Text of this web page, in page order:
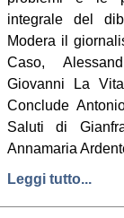
integrale del
Modera il
Caso,
Giovanni La
Conclude
Saluti di
Annamaria
Leggi tutto...